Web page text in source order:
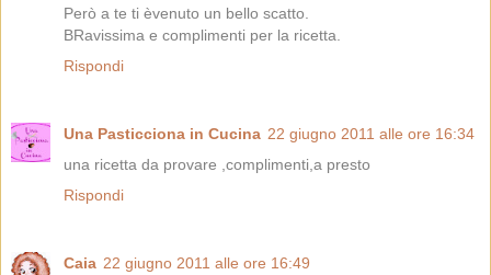
Però a te ti èvenuto un bello scatto.
BRavissima e complimenti per la ricetta.
Rispondi
Una Pasticciona in Cucina 22 giugno 2011 alle ore 16:34
una ricetta da provare ,complimenti,a presto
Rispondi
Caia 22 giugno 2011 alle ore 16:49